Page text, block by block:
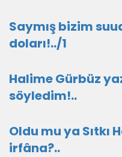
Saymış bizim
doları!../1
Halime Gürbüz
söyledim!..
Oldu mu ya Sıtkı
irfâna?..